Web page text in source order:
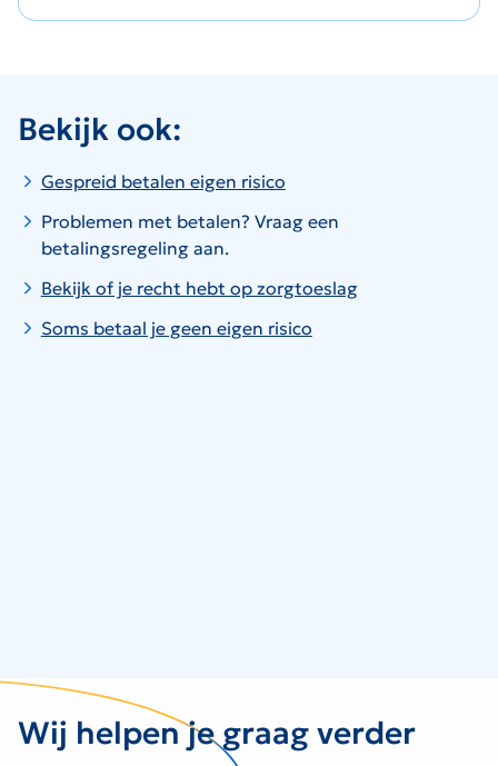
Bekijk ook:
Gespreid betalen eigen risico
Problemen met betalen? Vraag een
betalingsregeling aan.
Bekijk of je recht hebt op zorgtoeslag
Soms betaal je geen eigen risico
Wij helpen je graag verder